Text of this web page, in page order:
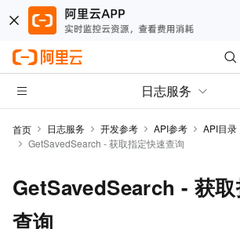
日志服务
首页 日志服务 开发参考 API参考 API目录
GetSavedSearch - 获取指定快速查询
GetSavedSearch - 获
查询